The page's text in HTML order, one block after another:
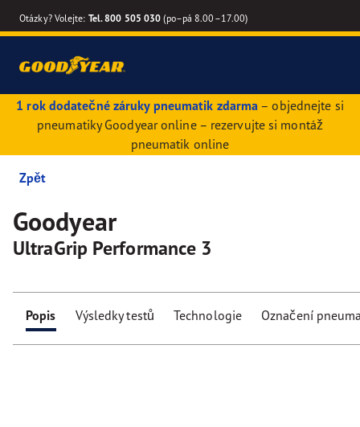
Otázky? Volejte: Tel. 800 505 030 (po–pá 8.00–17.00)
1 rok dodatečné záruky pneumatik zdarma – objednejte si
pneumatiky Goodyear online – rezervujte si montáž
pneumatik online
Zpět
Goodyear
UltraGrip Performance 3
Popis Výsledky testů Technologie Označení